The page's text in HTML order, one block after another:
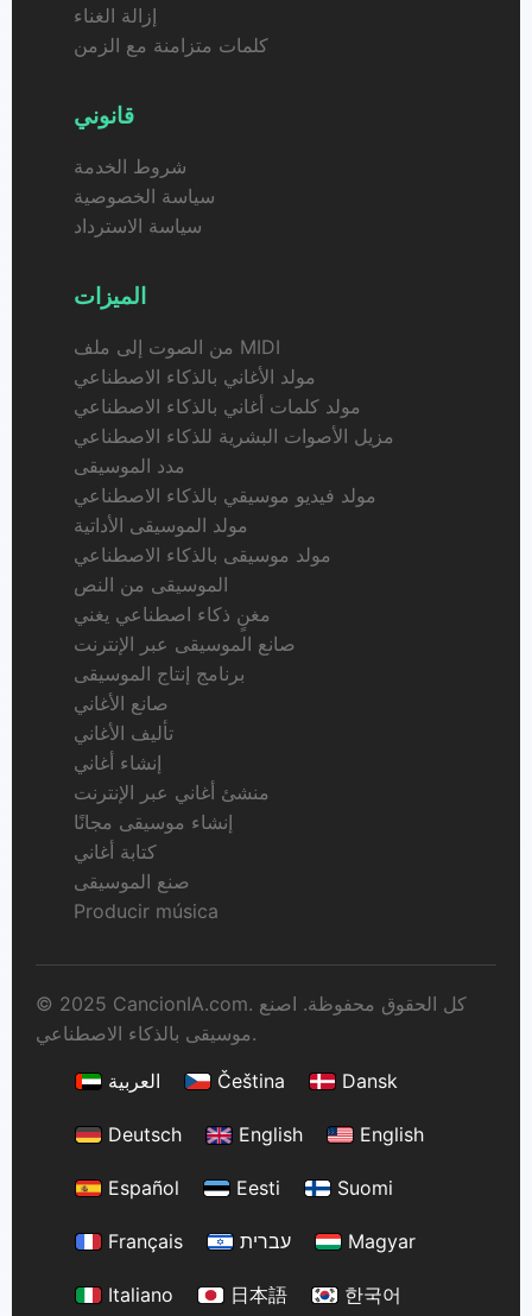
إزالة الغناء
كلمات متزامنة مع الزمن
قانوني
شروط الخدمة
سياسة الخصوصية
سياسة الاسترداد
الميزات
من الصوت إلى ملف MIDI
مولد الأغاني بالذكاء الاصطناعي
مولد كلمات أغاني بالذكاء الاصطناعي
مزيل الأصوات البشرية للذكاء الاصطناعي
مدد الموسيقى
مولد فيديو موسيقي بالذكاء الاصطناعي
مولد الموسيقى الأداتية
مولد موسيقى بالذكاء الاصطناعي
الموسيقى من النص
مغنٍ ذكاء اصطناعي يغني
صانع الموسيقى عبر الإنترنت
برنامج إنتاج الموسيقى
صانع الأغاني
تأليف الأغاني
إنشاء أغاني
منشئ أغاني عبر الإنترنت
إنشاء موسيقى مجانًا
كتابة أغاني
صنع الموسيقى
Producir música
© 2025 CancionIA.com. كل الحقوق محفوظة. اصنع
موسيقى بالذكاء الاصطناعي.
العربية
Čeština Dansk
Deutsch English English
Español Eesti Suomi
Français עברית Magyar
Italiano 日本語 한국어